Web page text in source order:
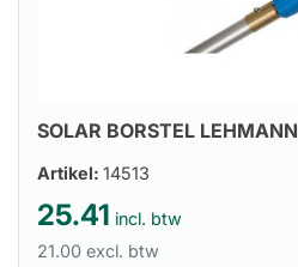
SOLAR BORSTEL LEHMANN
Artikel: 14513
25.41 incl. btw
21.00 excl. btw